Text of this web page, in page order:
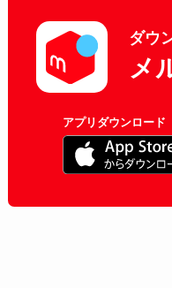
ダウ
メ
アプリダウンロード